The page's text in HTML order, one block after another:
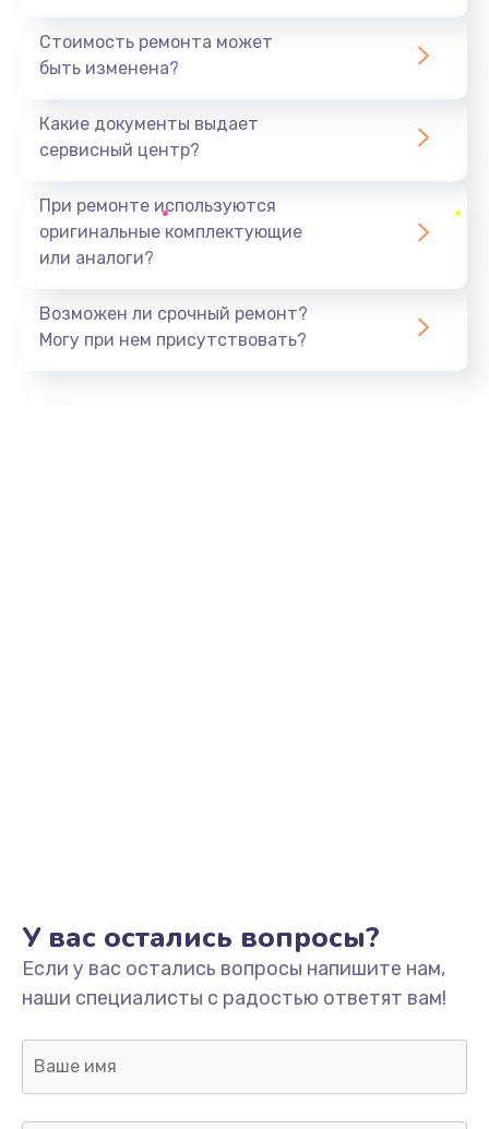
Стоимость ремонта может
быть изменена?
Какие документы выдает
сервисный центр?
При ремонте используются
оригинальные комплектующие
или аналоги?
Возможен ли срочный ремонт?
Могу при нем присутствовать?
У вас остались вопросы?
Если у вас остались вопросы напишите нам,
наши специалисты с радостью ответят вам!